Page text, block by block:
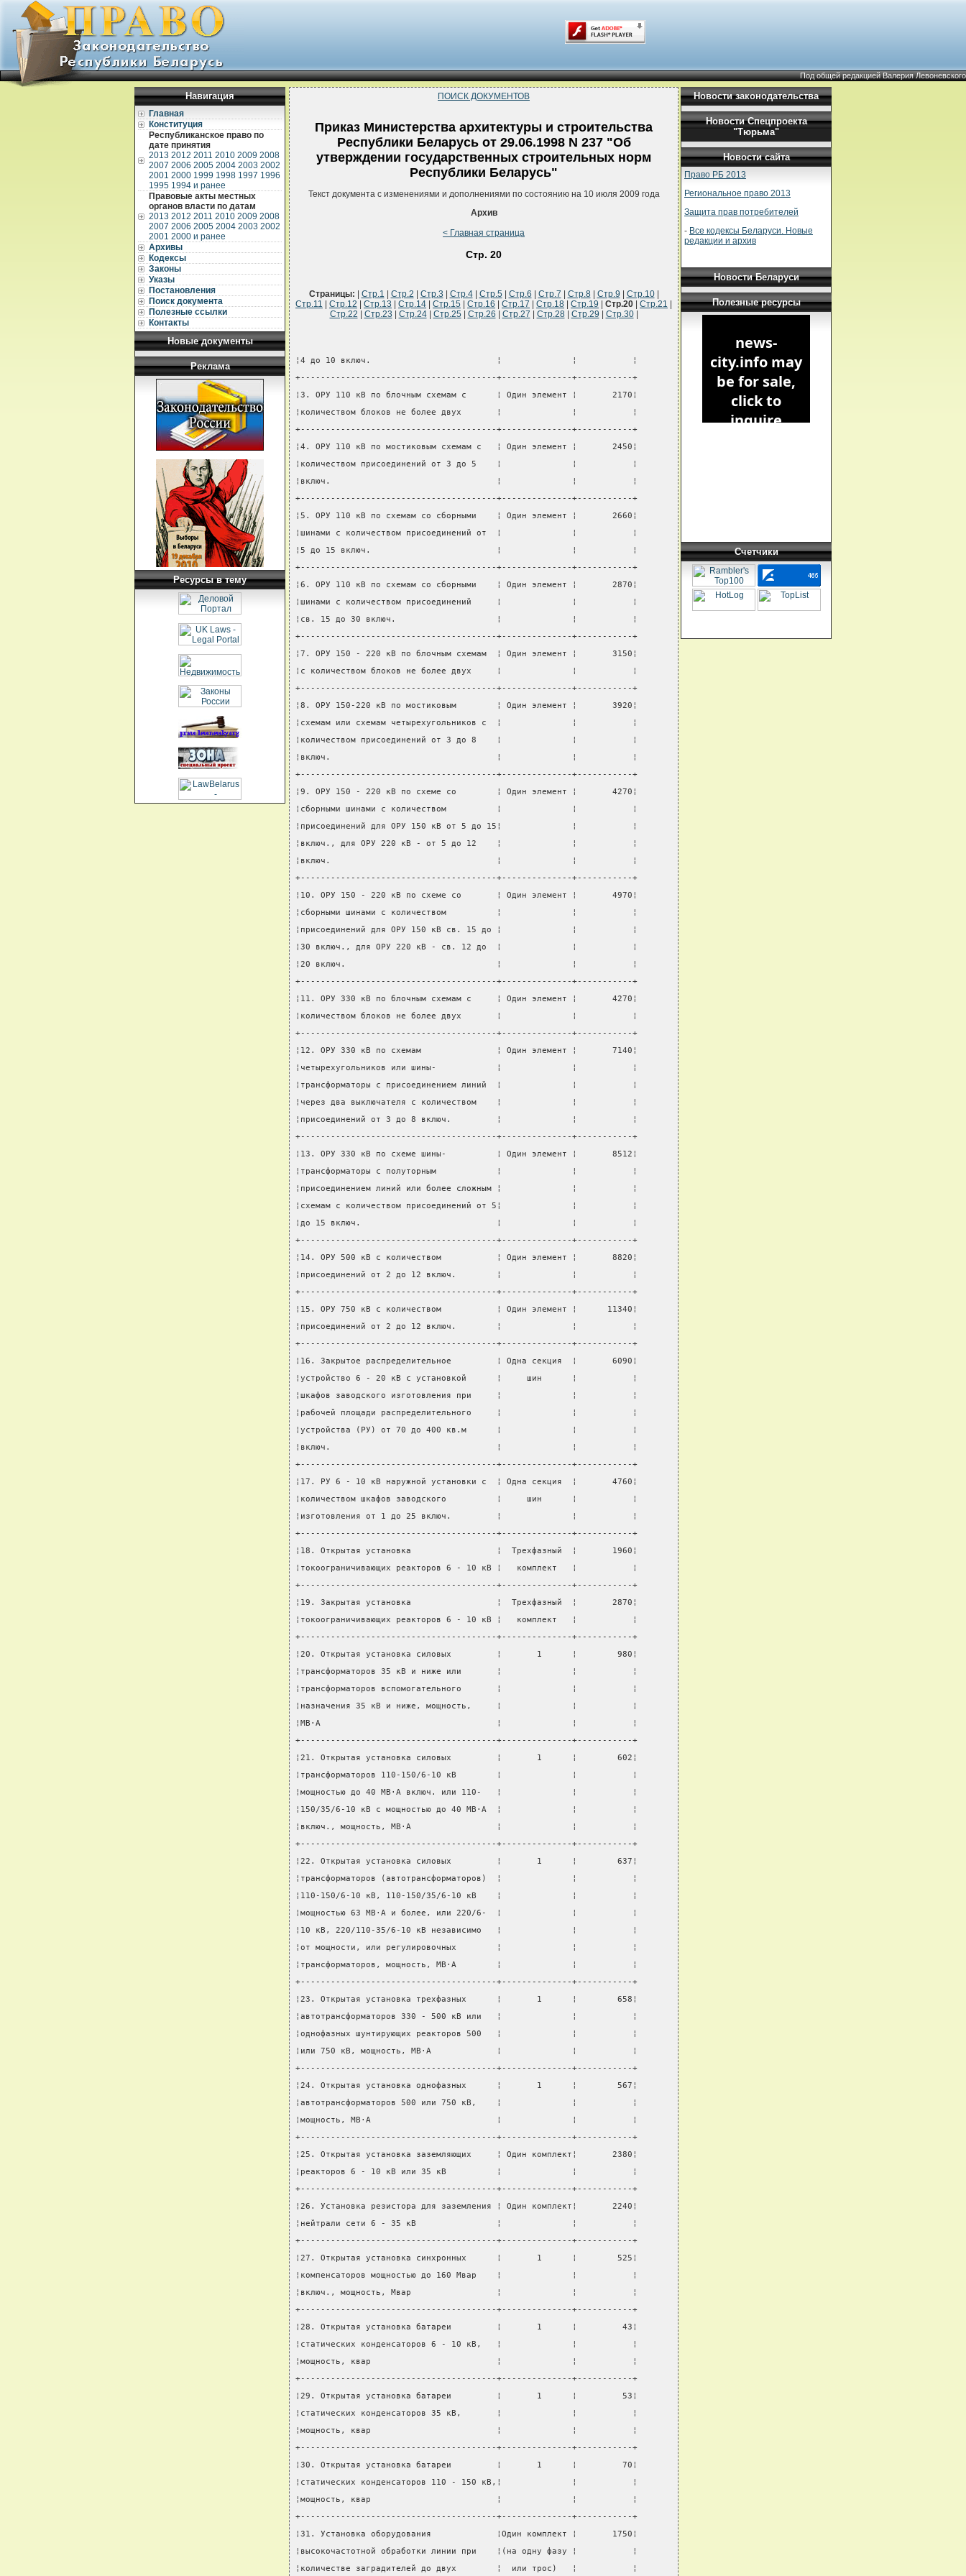
Под общей редакцией Валерия Левоневского
Навигация
Главная
Конституция
Республиканское право по
дате принятия
2013 2012 2011 2010 2009 2008
2007 2006 2005 2004 2003 2002
2001 2000 1999 1998 1997 1996
1995 1994 и ранее
Правовые акты местных
органов власти по датам
2013 2012 2011 2010 2009 2008
2007 2006 2005 2004 2003 2002
2001 2000 и ранее
Архивы
Кодексы
Законы
Указы
Постановления
Поиск документа
Полезные ссылки
Контакты
Новые документы
Реклама
Ресурсы в тему
ПОИСК ДОКУМЕНТОВ
Приказ Министерства архитектуры и строительства
Республики Беларусь от 29.06.1998 N 237 "Об
утверждении государственных строительных норм
Республики Беларусь"
Текст документа с изменениями и дополнениями по состоянию на 10 июля 2009 года
Архив
< Главная страница
Стр. 20
Страницы: Стр.1 Стр.2 Стр.3 Стр.4| Стр.5| Стр.6 Стр.7 Стр.8| Стр.9 Стр.10|
Стр.11
Стр.12 Стр.13 Стр.14 Стр.15 Стр.16 Стр.17 Стр.18 Стр.19 Стр.20 Стр.21
Стр.22
Стр.23 Стр.24| Стр.25| Стр.26 Стр.27 Стр.28| Стр.29 Стр.30|
¦4 до 10 включ.                         ¦              ¦           ¦
+---------------------------------------+--------------+-----------+
¦3. ОРУ 110 кВ по блочным схемам с      ¦ Один элемент ¦       2170¦
¦количеством блоков не более двух       ¦              ¦           ¦
+---------------------------------------+--------------+-----------+
¦4. ОРУ 110 кВ по мостиковым схемам с   ¦ Один элемент ¦       2450¦
¦количеством присоединений от 3 до 5    ¦              ¦           ¦
¦включ.                                 ¦              ¦           ¦
+---------------------------------------+--------------+-----------+
¦5. ОРУ 110 кВ по схемам со сборными    ¦ Один элемент ¦       2660¦
¦шинами с количеством присоединений от  ¦              ¦           ¦
¦5 до 15 включ.                         ¦              ¦           ¦
+---------------------------------------+--------------+-----------+
¦6. ОРУ 110 кВ по схемам со сборными    ¦ Один элемент ¦       2870¦
¦шинами с количеством присоединений     ¦              ¦           ¦
¦св. 15 до 30 включ.                    ¦              ¦           ¦
+---------------------------------------+--------------+-----------+
¦7. ОРУ 150 - 220 кВ по блочным схемам  ¦ Один элемент ¦       3150¦
¦с количеством блоков не более двух     ¦              ¦           ¦
+---------------------------------------+--------------+-----------+
¦8. ОРУ 150-220 кВ по мостиковым        ¦ Один элемент ¦       3920¦
¦схемам или схемам четырехугольников с  ¦              ¦           ¦
¦количеством присоединений от 3 до 8    ¦              ¦           ¦
¦включ.                                 ¦              ¦           ¦
+---------------------------------------+--------------+-----------+
¦9. ОРУ 150 - 220 кВ по схеме со        ¦ Один элемент ¦       4270¦
¦сборными шинами с количеством          ¦              ¦           ¦
¦присоединений для ОРУ 150 кВ от 5 до 15¦              ¦           ¦
¦включ., для ОРУ 220 кВ - от 5 до 12    ¦              ¦           ¦
¦включ.                                 ¦              ¦           ¦
+---------------------------------------+--------------+-----------+
¦10. ОРУ 150 - 220 кВ по схеме со       ¦ Один элемент ¦       4970¦
¦сборными шинами с количеством          ¦              ¦           ¦
¦присоединений для ОРУ 150 кВ св. 15 до ¦              ¦           ¦
¦30 включ., для ОРУ 220 кВ - св. 12 до  ¦              ¦           ¦
¦20 включ.                              ¦              ¦           ¦
+---------------------------------------+--------------+-----------+
¦11. ОРУ 330 кВ по блочным схемам с     ¦ Один элемент ¦       4270¦
¦количеством блоков не более двух       ¦              ¦           ¦
+---------------------------------------+--------------+-----------+
¦12. ОРУ 330 кВ по схемам               ¦ Один элемент ¦       7140¦
¦четырехугольников или шины-            ¦              ¦           ¦
¦трансформаторы с присоединением линий  ¦              ¦           ¦
¦через два выключателя с количеством    ¦              ¦           ¦
¦присоединений от 3 до 8 включ.         ¦              ¦           ¦
+---------------------------------------+--------------+-----------+
¦13. ОРУ 330 кВ по схеме шины-          ¦ Один элемент ¦       8512¦
¦трансформаторы с полуторным            ¦              ¦           ¦
¦присоединением линий или более сложным ¦              ¦           ¦
¦схемам с количеством присоединений от 5¦              ¦           ¦
¦до 15 включ.                           ¦              ¦           ¦
+---------------------------------------+--------------+-----------+
¦14. ОРУ 500 кВ с количеством           ¦ Один элемент ¦       8820¦
¦присоединений от 2 до 12 включ.        ¦              ¦           ¦
+---------------------------------------+--------------+-----------+
¦15. ОРУ 750 кВ с количеством           ¦ Один элемент ¦      11340¦
¦присоединений от 2 до 12 включ.        ¦              ¦           ¦
+---------------------------------------+--------------+-----------+
¦16. Закрытое распределительное         ¦ Одна секция  ¦       6090¦
¦устройство 6 - 20 кВ с установкой      ¦     шин      ¦           ¦
¦шкафов заводского изготовления при     ¦              ¦           ¦
¦рабочей площади распределительного     ¦              ¦           ¦
¦устройства (РУ) от 70 до 400 кв.м      ¦              ¦           ¦
¦включ.                                 ¦              ¦           ¦
+---------------------------------------+--------------+-----------+
¦17. РУ 6 - 10 кВ наружной установки с  ¦ Одна секция  ¦       4760¦
¦количеством шкафов заводского          ¦     шин      ¦           ¦
¦изготовления от 1 до 25 включ.         ¦              ¦           ¦
+---------------------------------------+--------------+-----------+
¦18. Открытая установка                 ¦  Трехфазный  ¦       1960¦
¦токоограничивающих реакторов 6 - 10 кВ ¦   комплект   ¦           ¦
+---------------------------------------+--------------+-----------+
¦19. Закрытая установка                 ¦  Трехфазный  ¦       2870¦
¦токоограничивающих реакторов 6 - 10 кВ ¦   комплект   ¦           ¦
+---------------------------------------+--------------+-----------+
¦20. Открытая установка силовых         ¦       1      ¦        980¦
¦трансформаторов 35 кВ и ниже или       ¦              ¦           ¦
¦трансформаторов вспомогательного       ¦              ¦           ¦
¦назначения 35 кВ и ниже, мощность,     ¦              ¦           ¦
¦МВ·А                                   ¦              ¦           ¦
+---------------------------------------+--------------+-----------+
¦21. Открытая установка силовых         ¦       1      ¦        602¦
¦трансформаторов 110-150/6-10 кВ        ¦              ¦           ¦
¦мощностью до 40 МВ·А включ. или 110-   ¦              ¦           ¦
¦150/35/6-10 кВ с мощностью до 40 МВ·А  ¦              ¦           ¦
¦включ., мощность, МВ·А                 ¦              ¦           ¦
+---------------------------------------+--------------+-----------+
¦22. Открытая установка силовых         ¦       1      ¦        637¦
¦трансформаторов (автотрансформаторов)  ¦              ¦           ¦
¦110-150/6-10 кВ, 110-150/35/6-10 кВ    ¦              ¦           ¦
¦мощностью 63 МВ·А и более, или 220/6-  ¦              ¦           ¦
¦10 кВ, 220/110-35/6-10 кВ независимо   ¦              ¦           ¦
¦от мощности, или регулировочных        ¦              ¦           ¦
¦трансформаторов, мощность, МВ·А        ¦              ¦           ¦
+---------------------------------------+--------------+-----------+
¦23. Открытая установка трехфазных      ¦       1      ¦        658¦
¦автотрансформаторов 330 - 500 кВ или   ¦              ¦           ¦
¦однофазных шунтирующих реакторов 500   ¦              ¦           ¦
¦или 750 кВ, мощность, МВ·А             ¦              ¦           ¦
+---------------------------------------+--------------+-----------+
¦24. Открытая установка однофазных      ¦       1      ¦        567¦
¦автотрансформаторов 500 или 750 кВ,    ¦              ¦           ¦
¦мощность, МВ·А                         ¦              ¦           ¦
+---------------------------------------+--------------+-----------+
¦25. Открытая установка заземляющих     ¦ Один комплект¦       2380¦
¦реакторов 6 - 10 кВ или 35 кВ          ¦              ¦           ¦
+---------------------------------------+--------------+-----------+
¦26. Установка резистора для заземления ¦ Один комплект¦       2240¦
¦нейтрали сети 6 - 35 кВ                ¦              ¦           ¦
+---------------------------------------+--------------+-----------+
¦27. Открытая установка синхронных      ¦       1      ¦        525¦
¦компенсаторов мощностью до 160 Мвар    ¦              ¦           ¦
¦включ., мощность, Мвар                 ¦              ¦           ¦
+---------------------------------------+--------------+-----------+
¦28. Открытая установка батареи         ¦       1      ¦         43¦
¦статических конденсаторов 6 - 10 кВ,   ¦              ¦           ¦
¦мощность, квар                         ¦              ¦           ¦
+---------------------------------------+--------------+-----------+
¦29. Открытая установка батареи         ¦       1      ¦         53¦
¦статических конденсаторов 35 кВ,       ¦              ¦           ¦
¦мощность, квар                         ¦              ¦           ¦
+---------------------------------------+--------------+-----------+
¦30. Открытая установка батареи         ¦       1      ¦         70¦
¦статических конденсаторов 110 - 150 кВ,¦              ¦           ¦
¦мощность, квар                         ¦              ¦           ¦
+---------------------------------------+--------------+-----------+
¦31. Установка оборудования             ¦Один комплект ¦       1750¦
¦высокочастотной обработки линии при    ¦(на одну фазу ¦           ¦
¦количестве заградителей до двух        ¦  или трос)   ¦           ¦
Новости законодательства
Новости Спецпроекта
"Тюрьма"
Новости сайта
Право РБ 2013
Региональное право 2013
Защита прав потребителей
- Все кодексы Беларуси. Новые
редакции и архив
Новости Беларуси
Полезные ресурсы
Счетчики